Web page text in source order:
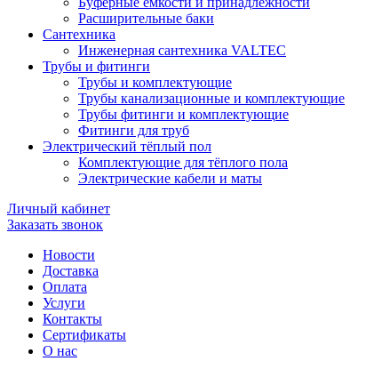
Расширительные баки
Сантехника
Инженерная сантехника VALTEC
Трубы и фитинги
Трубы и комплектующие
Трубы канализационные и комплектующие
Трубы фитинги и комплектующие
Фитинги для труб
Электрический тёплый пол
Комплектующие для тёплого пола
Электрические кабели и маты
Личный кабинет
Заказать звонок
Новости
Доставка
Оплата
Услуги
Контакты
Cертификаты
О нас